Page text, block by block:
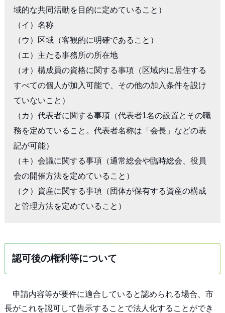
域的な共同活動を目的に定めていること）
（イ）名称
（ウ）区域（客観的に明確であること）
（エ）主たる事務所の所在地
（オ）構成員の資格に関する事項（区域内に居住する
すべての個人が加入可能で、その他の加入条件を設け
ていないこと）
（カ）代表者に関する事項（代表者1名の設置とその職
務を定めていること。代表者名称は「会長」などの表
記が可能）
（キ）会議に関する事項（通常総会や臨時総会、役員
会の開催方法を定めていること）
（ク）資産に関する事項（団体が保有する資産の構成
と管理方法を定めていること）
認可後の権利等について
申請内容等が要件に適合していると認められる場合、市
長がこれを認可して告示することで法人化することができ